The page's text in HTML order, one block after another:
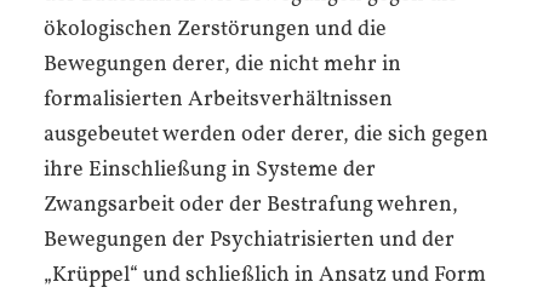
ökologischen Zerstörungen und die
Bewegungen derer, die nicht mehr in
formalisierten Arbeitsverhältnissen
ausgebeutet werden oder derer, die sich gegen
ihre Einschließung in Systeme der
Zwangsarbeit oder der Bestrafung wehren,
Bewegungen der Psychiatrisierten und der
„Krüppel“ und schließlich in Ansatz und Form